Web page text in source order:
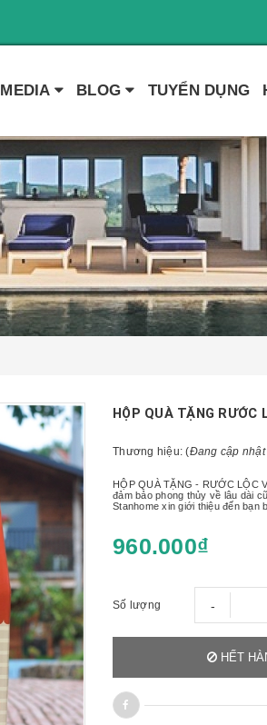
MEDIA BLOG TUYỂN DỤNG
HỘP QUÀ TẶNG RƯỚC
Thương hiệu: (Đang cập nhật
HỘP QUÀ TẶNG - RƯỚC LỘC
đảm bảo phong thủy về lâu dài
Stanhome xin giới thiệu đến bạn
960.000₫
Số lượng -
HẾT